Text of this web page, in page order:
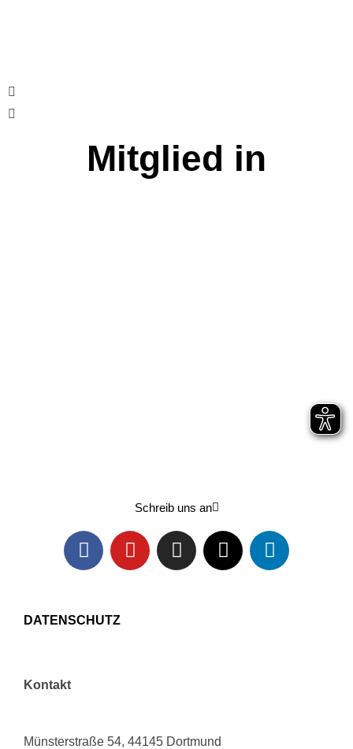
Mitglied in
Schreib uns an
DATENSCHUTZ
Kontakt
Münsterstraße 54, 44145 Dortmund